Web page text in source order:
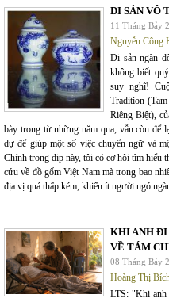
DI SẢN VÔ
11 Tháng Bảy
Nguyễn Công
Di sản ngàn
không biết
suy nghĩ!
Tradition
Riêng Biệt),
bày trong từ những năm qua, vẫn còn để
dự để giúp một số việc chuyển ngữ và
Chính trong dịp này, tôi có cơ hội tìm hiểu
cứu về đồ gốm Việt Nam mà trong bao
địa vị quá thấp kém, khiến ít người ngó
KHI ANH ĐI
VỀ TÁM
08 Tháng Bảy
Hoàng Thị
LTS: "Khi anh